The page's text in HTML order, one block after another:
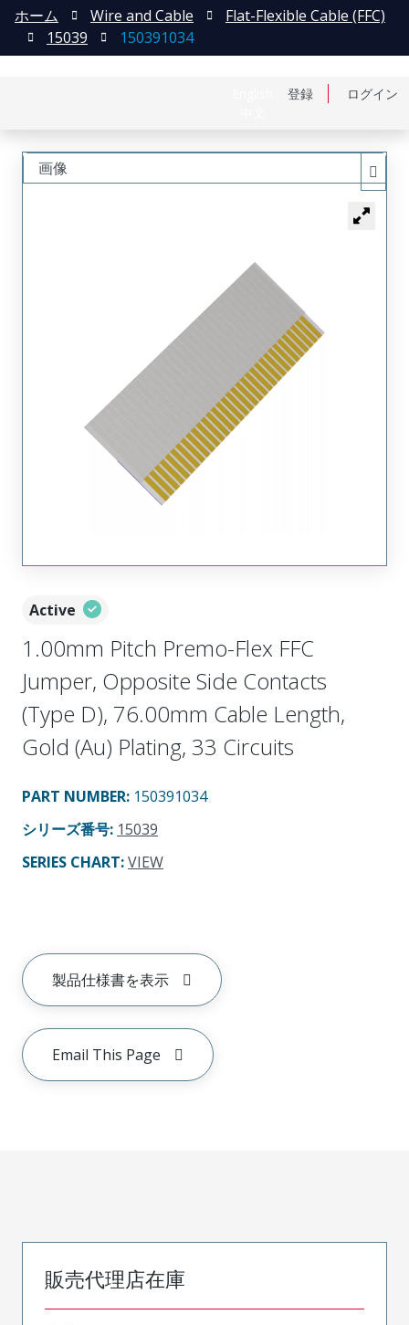
登録 ログイン
ホーム Wire and Cable
Flat-Flexible Cable (FFC)
15039
150391034
Active
1.00mm Pitch Premo-Flex FFC
Jumper, Opposite Side Contacts
(Type D), 76.00mm Cable Length,
Gold (Au) Plating, 33 Circuits
PART NUMBER: 150391034
シリーズ番号: 15039
SERIES CHART:VIEW
製品仕様書を表示
Email This Page
画像
販売代理店在庫